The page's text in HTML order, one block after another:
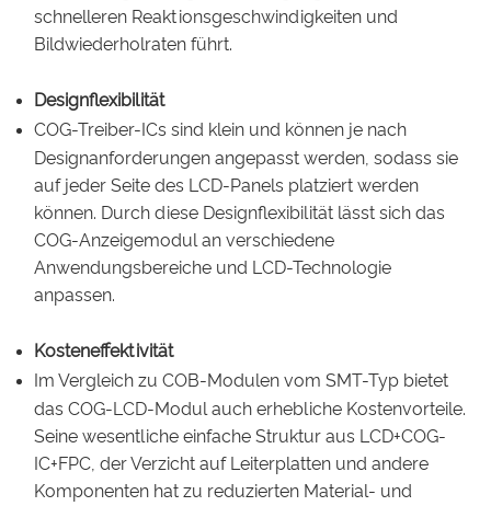
schnelleren Reaktionsgeschwindigkeiten und
Bildwiederholraten führt.
Designflexibilität
COG-Treiber-ICs sind klein und können je nach
Designanforderungen angepasst werden, sodass sie
auf jeder Seite des LCD-Panels platziert werden
können. Durch diese Designflexibilität lässt sich das
COG-Anzeigemodul an verschiedene
Anwendungsbereiche und LCD-Technologie
anpassen.
Kosteneffektivität
Im Vergleich zu COB-Modulen vom SMT-Typ bietet
das COG-LCD-Modul auch erhebliche Kostenvorteile.
Seine wesentliche einfache Struktur aus LCD+COG-
IC+FPC, der Verzicht auf Leiterplatten und andere
Komponenten hat zu reduzierten Material- und